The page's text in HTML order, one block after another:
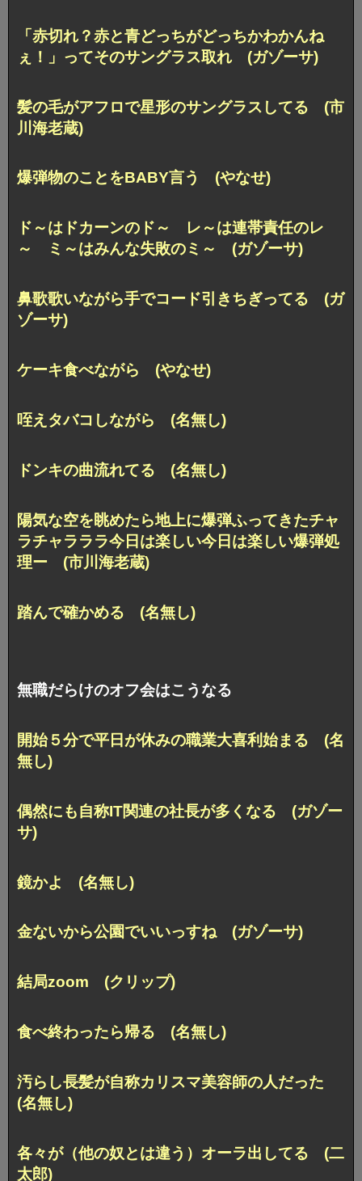
「赤切れ？赤と青どっちがどっちかわかんね
ぇ！」ってそのサングラス取れ (ガゾーサ)
髪の毛がアフロで星形のサングラスしてる (市
川海老蔵)
爆弾物のことをBABY言う (やなせ)
ド～はドカーンのド～ レ～は連帯責任のレ
～ ミ～はみんな失敗のミ～ (ガゾーサ)
鼻歌歌いながら手でコード引きちぎってる (ガ
ゾーサ)
ケーキ食べながら (やなせ)
咥えタバコしながら (名無し)
ドンキの曲流れてる (名無し)
陽気な空を眺めたら地上に爆弾ふってきたチャ
ラチャラララ今日は楽しい今日は楽しい爆弾処
理ー (市川海老蔵)
踏んで確かめる (名無し)
無職だらけのオフ会はこうなる
開始５分で平日が休みの職業大喜利始まる (名
無し)
偶然にも自称IT関連の社長が多くなる (ガゾー
サ)
鏡かよ (名無し)
金ないから公園でいいっすね (ガゾーサ)
結局zoom (クリップ)
食べ終わったら帰る (名無し)
汚らし長髪が自称カリスマ美容師の人だった
(名無し)
各々が（他の奴とは違う）オーラ出してる (二
太郎)